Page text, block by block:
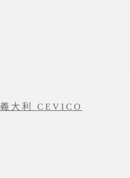
義大利 CEVICO